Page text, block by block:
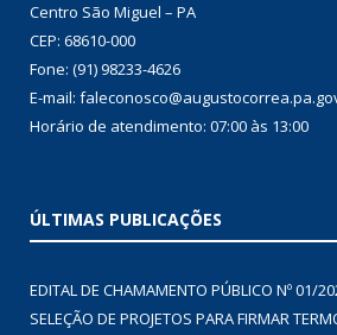
Centro São Miguel – PA
CEP: 68610-000
Fone: (91) 98233-4626
E-mail:
Horário de atendimento: 07:00 às 13:00
ÚLTIMAS PUBLICAÇÕES
EDITAL DE CHAMAMENTO PÚBLICO Nº 01/
SELEÇÃO DE PROJETOS PARA FIRMAR